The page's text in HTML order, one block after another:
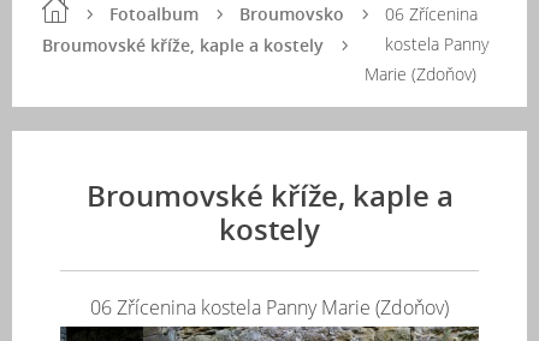
Fotoalbum
Broumovsko
Broumovské kříže, kaple a kostely
06 Zřícenina
kostela Panny
Marie (Zdoňov)
Broumovské kříže, kaple a
kostely
06 Zřícenina kostela Panny Marie (Zdoňov)